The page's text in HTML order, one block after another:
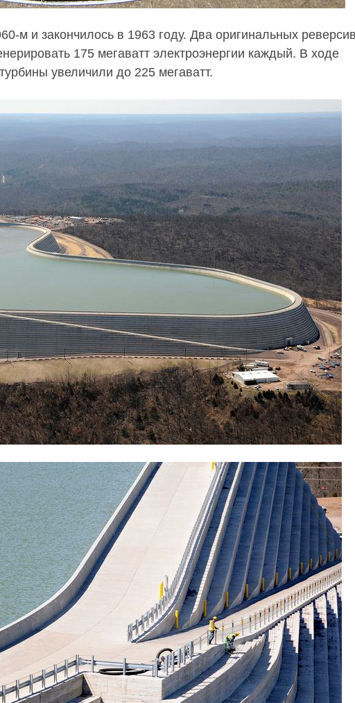
м и закончилось в 1963 году. Два оригинальных
175 мегаватт электроэнергии каждый. В ходе
увеличили до 225 мегаватт.